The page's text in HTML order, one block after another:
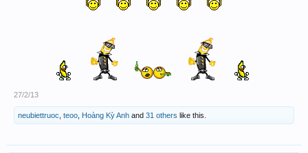
27/2/13
neubiettruoc teoo Hoàng Kỳ Anh and 31 others like this.